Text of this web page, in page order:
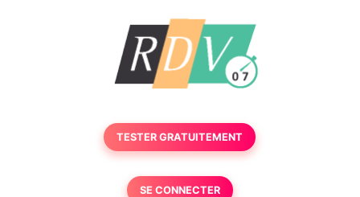
TESTER GRATUITEMENT
SE CONNECTER